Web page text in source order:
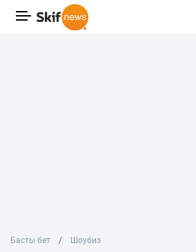
Басты бет Шоубиз